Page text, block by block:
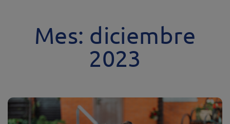
Mes: diciembre
2023